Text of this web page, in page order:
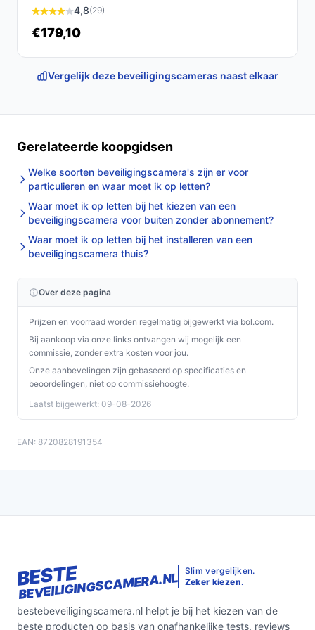
Houd de camera uit de buurt van direct zonlicht en
vochtige plekken; de IP‑waarde 2 geeft aan dat hij
Controleer regelmatig de montage en
Installatie & eerste gebruik
Hoofdlijnen: kies een montageplek, gebruik de
meegeleverde muurbeugel en montagemateriaal, sluit
de camera aan op USB-voeding en volg de instructies in
de Tuya-app om verbinding met je Wi‑Fi-netwerk te
maken en basisinstellingen in te stellen.
Controleer in de specificaties of de camera 2,4
GHz of 5 GHz Wi‑Fi vereist/ondersteunt.
Controleer of een netadapter en voldoende lange
USB-kabel worden meegeleverd, of dat je die apart
moet aanschaffen.
Specificaties in mensentaal
met één camera meerdere hoeken kunt bekijken
zonder extra bescherming.
Veelgestelde vragen
Is dit geschikt voor thuisgebruik / intensief gebruik /
4,8(29)
€179,10
Vergelijk deze beveiligingscameras naast elkaar
Gerelateerde koopgidsen
Welke soorten beveiligingscamera's zijn er voor
particulieren en waar moet ik op letten?
Waar moet ik op letten bij het kiezen van een
beveiligingscamera voor buiten zonder abonnement?
Waar moet ik op letten bij het installeren van een
beveiligingscamera thuis?
Over deze pagina
Prijzen en voorraad worden regelmatig bijgewerkt via bol.com.
Bij aankoop via onze links ontvangen wij mogelijk een
commissie, zonder extra kosten voor jou.
Onze aanbevelingen zijn gebaseerd op specificaties en
beoordelingen, niet op commissiehoogte.
Laatst bijgewerkt: 09-08-2026
EAN: 8720828191354
BESTE
BEVEILIGINGSCAMERA.NL Slim vergelijken.
Zeker kiezen.
bestebeveiligingscamera.nl helpt je bij het kiezen van de
beste producten op basis van onafhankelijke tests, reviews